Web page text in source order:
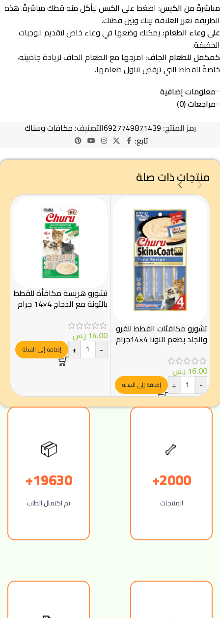
مباشرةً من الكيس: اضغط على الكيس ليأكل منه قطك مباشرةً. هذه
الطريقة تعزز العلاقة بينك وبين قطتك.
على وعاء الطعام: يمكنك وضعها في وعاء خاص لتقديم الوجبات
الخفيفة.
كمكمل للطعام الجاف: امزجها مع الطعام الجاف لزيادة جاذبيته،
خاصةً للقطط التي ترفض تناول طعامها.
معلومات إضافية
مراجعات (0)
رمز المنتج: 6927749871439التصنيف: مكافات وسناك
تابع:
منتجات ذات صلة
تشورو مكافئات القطط للفرو
والجلد بطعم التونا 4×14جرام
16.00 ر.س
-
+ إضافة إلى السلة
تشورو هريسة مكافأة للقطط
بالتونة مع الدجاج 4×14 جرام
14.00 ر.س
-
+ إضافة إلى السلة
🦴
2000+
المنتجات
📦
19630+
تم اكتمال الطلب